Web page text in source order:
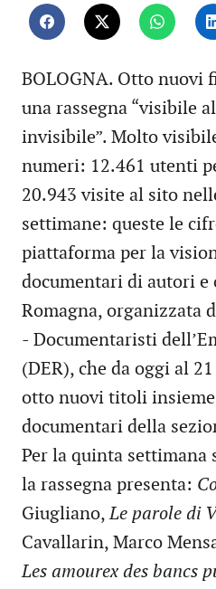
BOLOGNA. Otto nuovi
una rassegna “visibile
invisibile”. Molto
numeri: 12.461 utenti
20.943 visite al sito
settimane: queste le
piattaforma per la
documentari di autori e
Romagna, organizzata
- Documentaristi
(DER), che da oggi al
otto nuovi titoli
documentari della
Per la quinta settimana
la rassegna presenta:
Giugliano,Le parole di
Cavallarin, Marco
Les amourex des bancs